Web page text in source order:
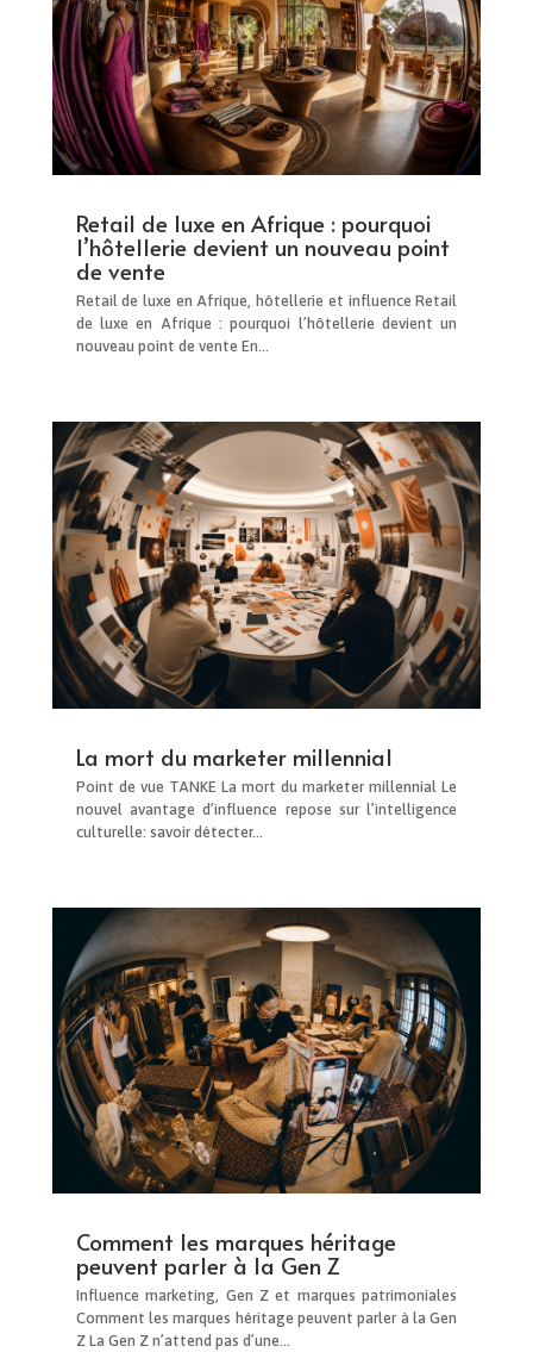
Retail de luxe en Afrique : pourquoi
l’hôtellerie devient un nouveau point
de vente
Retail de luxe en Afrique, hôtellerie et influence Retail
de luxe en Afrique : pourquoi l’hôtellerie devient un
nouveau point de vente En...
La mort du marketer millennial
Point de vue TANKE La mort du marketer millennial Le
nouvel avantage d’influence repose sur l’intelligence
culturelle: savoir détecter...
Comment les marques héritage
peuvent parler à la Gen Z
Influence marketing, Gen Z et marques patrimoniales
Comment les marques héritage peuvent parler à la Gen
Z La Gen Z n’attend pas d’une...